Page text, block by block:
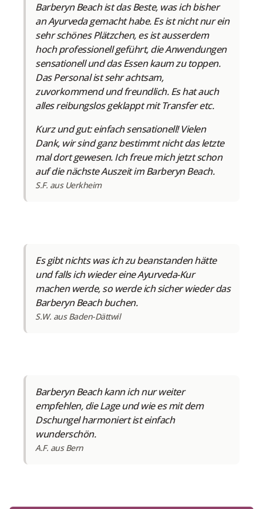
Barberyn Beach ist das Beste, was ich bisher
an Ayurveda gemacht habe. Es ist nicht nur ein
sehr schönes Plätzchen, es ist ausserdem
hoch professionell geführt, die Anwendungen
sensationell und das Essen kaum zu toppen.
Das Personal ist sehr achtsam,
zuvorkommend und freundlich. Es hat auch
alles reibungslos geklappt mit Transfer etc.
Kurz und gut: einfach sensationell! Vielen
Dank, wir sind ganz bestimmt nicht das letzte
mal dort gewesen. Ich freue mich jetzt schon
auf die nächste Auszeit im Barberyn Beach.
S.F. aus Uerkheim
Es gibt nichts was ich zu beanstanden hätte
und falls ich wieder eine Ayurveda-Kur
machen werde, so werde ich sicher wieder das
Barberyn Beach buchen.
S.W. aus Baden-Dättwil
Barberyn Beach kann ich nur weiter
empfehlen, die Lage und wie es mit dem
Dschungel harmoniert ist einfach
wunderschön.
A.F. aus Bern